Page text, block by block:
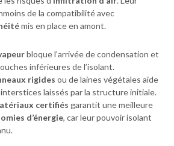
de la compatibilité avec
mis en place en amont.
bloque l’arrivée de condensation et
inférieures de l’isolant.
rigides ou de laines végétales aide
laissés par la structure initiale.
certifiés garantit une meilleure
d’énergie, car leur pouvoir isolant